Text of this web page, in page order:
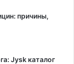
причины,
Jysk каталог